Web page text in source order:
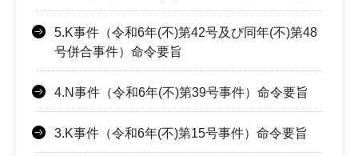
5.K事件（令和6年(不)第42号及び同年(不)第48
号併合事件）命令要旨
4.N事件（令和6年(不)第39号事件）命令要旨
3.K事件（令和6年(不)第15号事件）命令要旨